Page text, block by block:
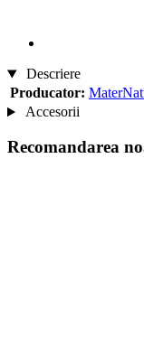
Descriere
Producator:
Accesorii
Recomandarea